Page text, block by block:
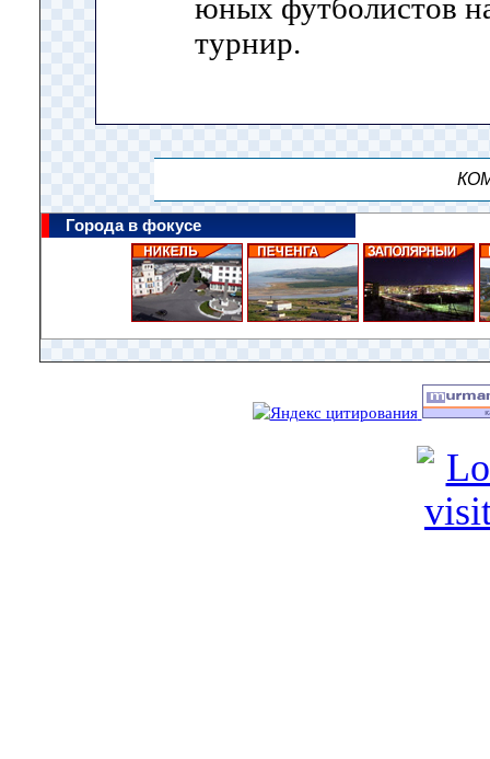
юных футболистов
турнир.
Города в фокусе